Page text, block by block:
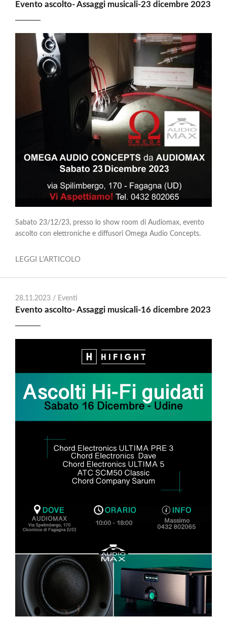
Evento ascolto- Assaggi musicali-23 dicembre 2023
Sabato 23/12/23, presso lo show room di Audiomax, evento
ascolto con elettroniche e diffusori Omega Audio Concepts.
LEGGI L'ARTICOLO
28.11.2023 / Eventi
Evento ascolto- Assaggi musicali-16 dicembre 2023